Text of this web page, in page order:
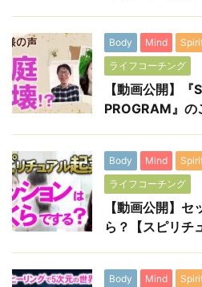
Body Mind
ライフコーチング
【動画公開】
PROGRAM』の
Body Mind
ライフコーチング
【動画公開】セ
ら？【スピリチ
Body Mind